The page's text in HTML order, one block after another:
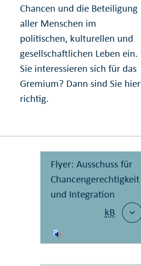
Chancen und die Beteiligung
aller Menschen im
politischen, kulturellen und
gesellschaftlichen Leben ein.
Sie interessieren sich für das
Gremium? Dann sind Sie hier
richtig.
Flyer: Ausschuss für
Chancengerechtigkeit
und Integration
kB